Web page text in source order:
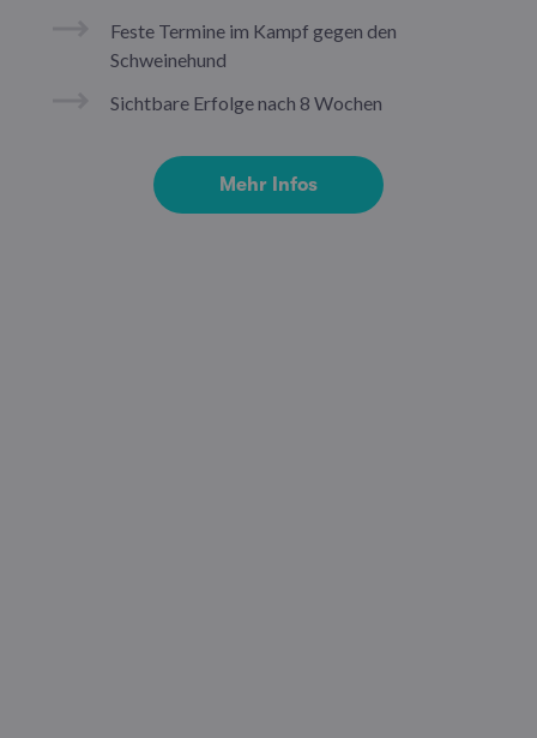
Feste Termine im Kampf gegen den
Schweinehund
Sichtbare Erfolge nach 8 Wochen
Mehr Infos